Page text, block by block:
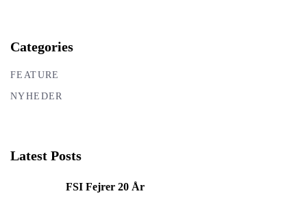
Categories
FEATURE
NYHEDER
Latest Posts
FSI Fejrer 20 År